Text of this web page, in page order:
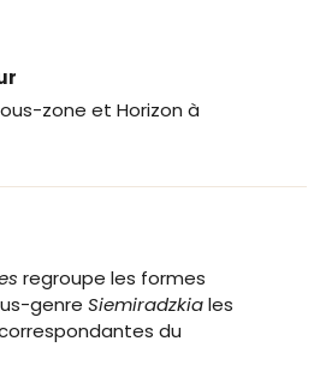
zone et Horizon à
regroupe les formes
genreSiemiradzkiales
du